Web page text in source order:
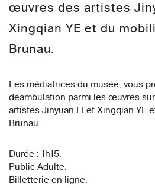
œuvres des artistes
Xingqian YE et du
Brunau.
Les médiatrices du musée, vous
déambulation parmi les œuvres
artistes Jinyuan LI et Xingqian YE
Brunau.
Durée : 1h15.
Public Adulte.
Billetterie en ligne.